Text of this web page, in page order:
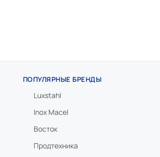
ПОПУЛЯРНЫЕ БРЕНДЫ
Luxstahl
Inox Macel
Восток
Продтехника